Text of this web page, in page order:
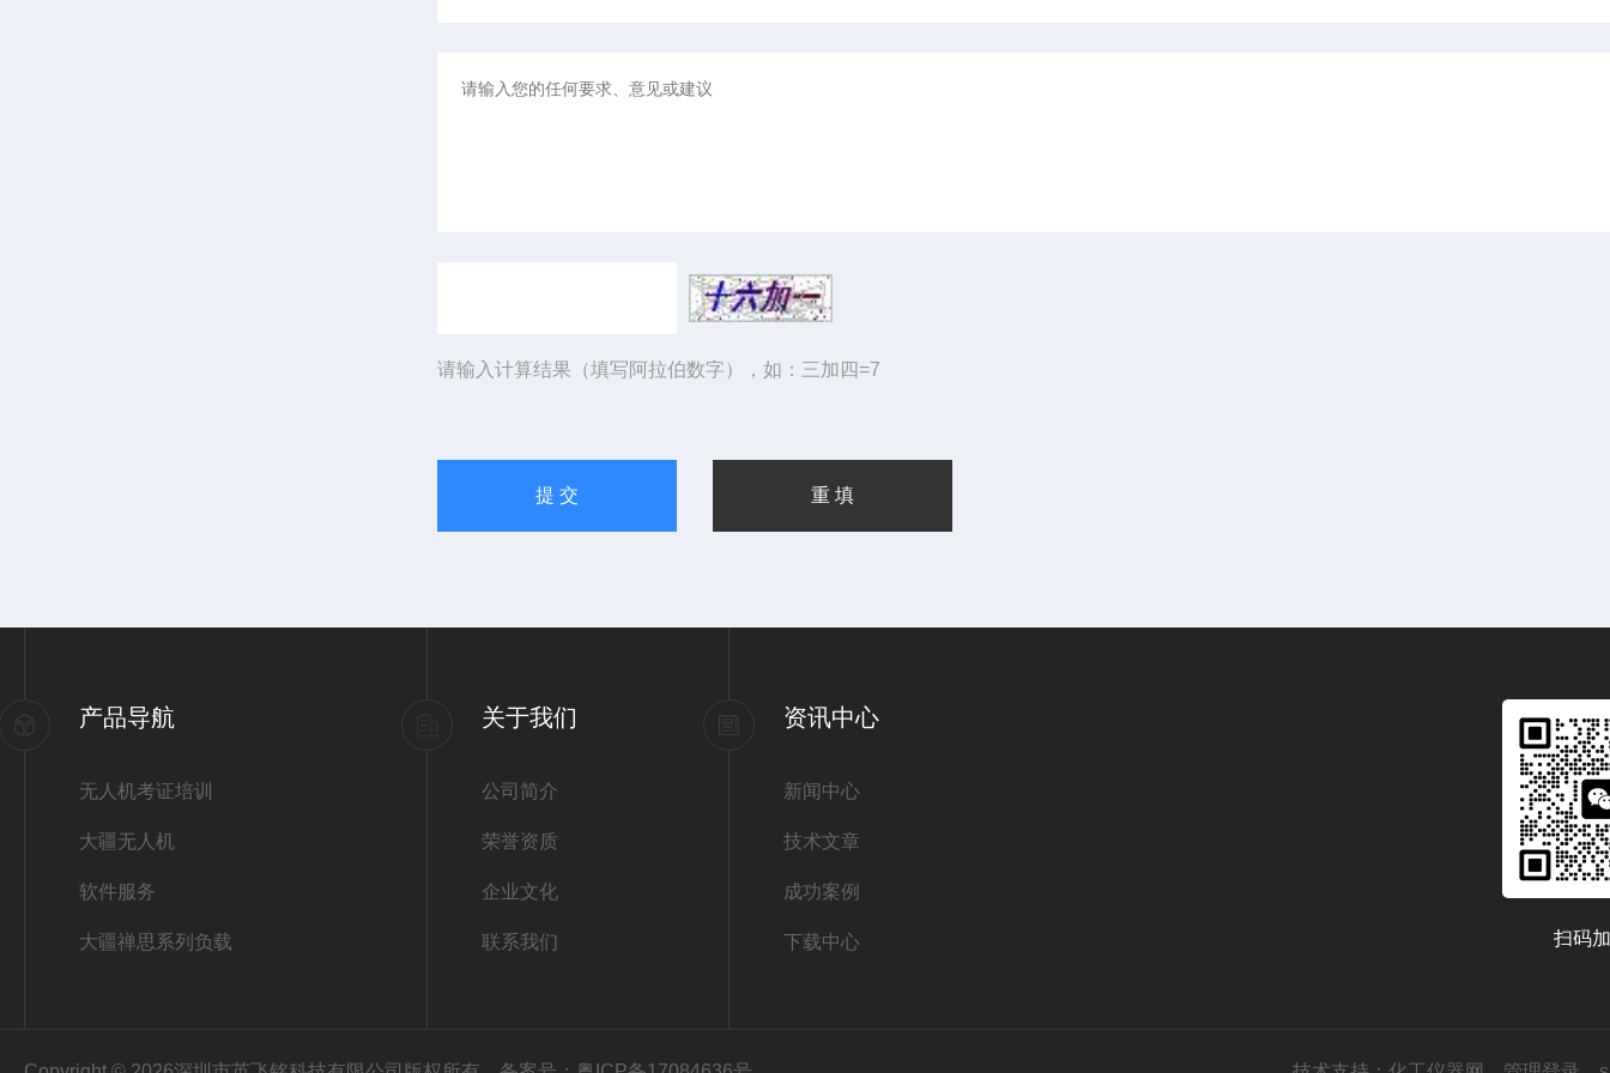
请输入计算结果（填写阿拉伯数字），如：三加四=7
产品导航
无人机考证培训
大疆无人机
软件服务
大疆禅思系列负载
关于我们
公司简介
荣誉资质
企业文化
联系我们
资讯中心
新闻中心
技术文章
成功案例
下载中心 扫码